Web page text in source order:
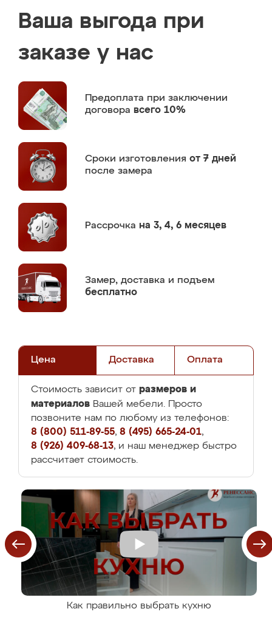
Ваша выгода при
заказе у нас
Предоплата при заключении
договора всего 10%
Сроки изготовления от 7 дней
после замера
Рассрочка на 3, 4, 6 месяцев
Замер, доставка и подъем
бесплатно
Цена Доставка Оплата
Стоимость зависит от размеров и
материалов Вашей мебели. Просто
позвоните нам по любому из телефонов:
8 (800) 511-89-55, 8 (495) 665-24-01,
8 (926) 409-68-13, и наш менеджер быстро
рассчитает стоимость.
Как правильно выбрать кухню